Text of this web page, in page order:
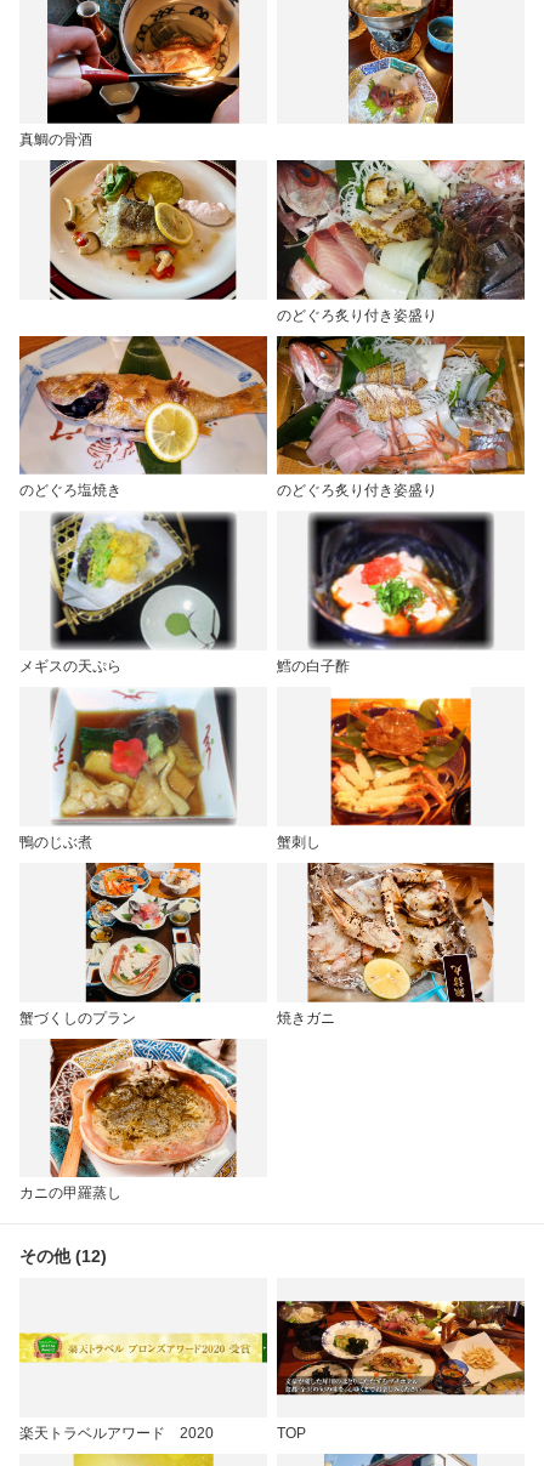
真鯛の骨酒
のどぐろ炙り付き姿盛り
のどぐろ塩焼き のどぐろ炙り付き姿盛り
メギスの天ぷら 鱈の白子酢
鴨のじぶ煮 蟹刺し
蟹づくしのプラン 焼きガニ
カニの甲羅蒸し
その他 (12)
楽天トラベルアワード 2020 TOP